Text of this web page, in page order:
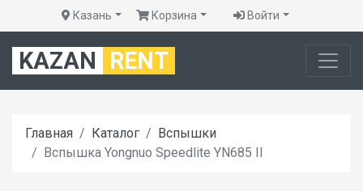
Казань Корзина Войти
KAZAN RENT
Главная Каталог
Вспышки
Вспышка Yongnuo Speedlite YN685 II